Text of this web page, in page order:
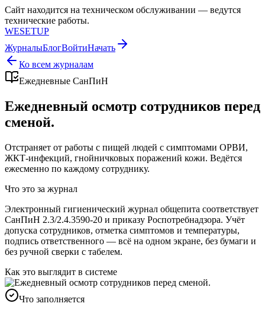
Сайт находится на техническом обслуживании — ведутся
технические работы.
WESETUP
ЖурналыБлогВойтиНачать
Ко всем журналам
Ежедневные СанПиН
Ежедневный осмотр сотрудников перед
сменой.
Отстраняет от работы с пищей людей с симптомами ОРВИ,
ЖКТ-инфекций, гнойничковых поражений кожи. Ведётся
ежесменно по каждому сотруднику.
Что это за журнал
Электронный гигиенический журнал общепита соответствует
СанПиН 2.3/2.4.3590-20 и приказу Роспотребнадзора. Учёт
допуска сотрудников, отметка симптомов и температуры,
подпись ответственного — всё на одном экране, без бумаги и
без ручной сверки с табелем.
Как это выглядит в системе
Что заполняется